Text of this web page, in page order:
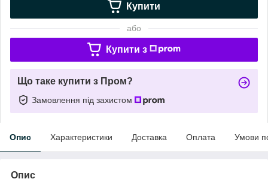
Купити
або
Купити з
Що таке купити з Пром?
Замовлення під захистом
Опис Характеристики Доставка Оплата Умови
Опис